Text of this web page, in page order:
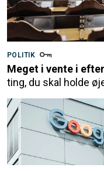
POLITIK
Meget i vente i
ting, du skal holde